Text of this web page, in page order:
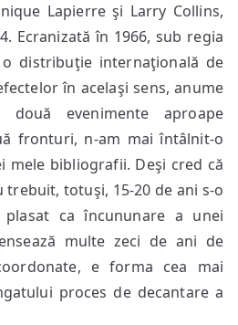
Lapierre şi Larry Collins,
Ecranizată în 1966, sub regia
distribuţie internaţională de
în acelaşi sens, anume
evenimente aproape
fronturi, n-am mai întâlnit-o
mele bibliografii. Deşi cred că
trebuit, totuşi, 15-20 de ani s-o
ca încununare a unei
multe zeci de ani de
e forma cea mai
proces de decantare a